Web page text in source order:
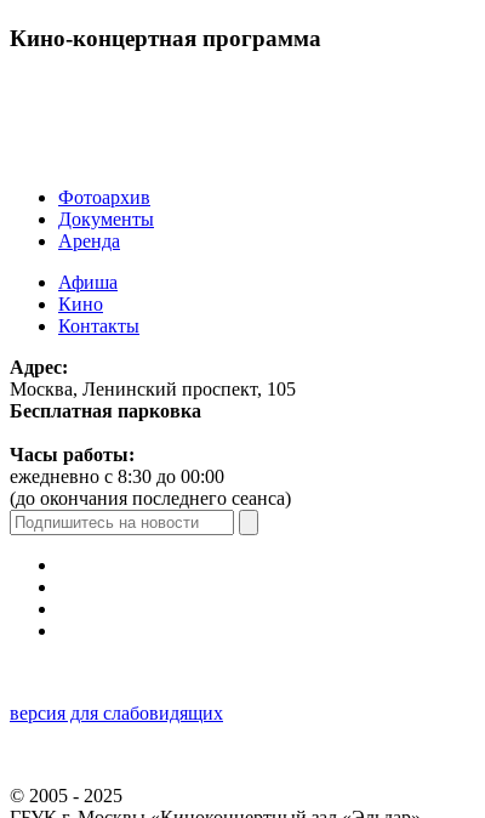
Кино-концертная программа
Фотоархив
Документы
Аренда
Афиша
Кино
Контакты
Адрес:
Москва, Ленинский проспект, 105
Бесплатная парковка
Часы работы:
ежедневно с 8:30 до 00:00
(до окончания последнего сеанса)
версия для слабовидящих
© 2005 - 2025